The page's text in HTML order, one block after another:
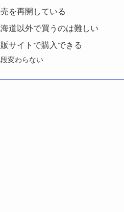
を再開している
道以外で買うのは難しい
サイトで購入できる
変わらない